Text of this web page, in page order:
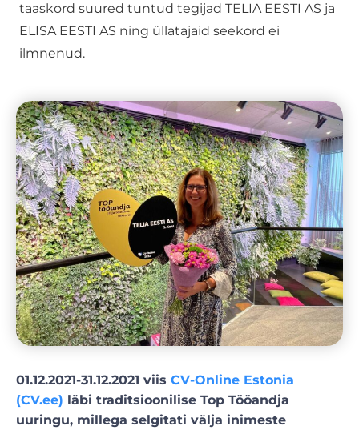
taaskord suured tuntud tegijad TELIA EESTI AS ja
ELISA EESTI AS ning üllatajaid seekord ei
ilmnenud.
01.12.2021-31.12.2021 viis CV-Online Estonia
(CV.ee) läbi traditsioonilise Top Tööandja
uuringu, millega selgitati välja inimeste